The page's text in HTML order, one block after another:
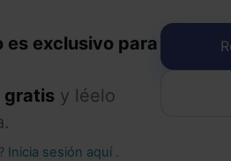
es exclusivo para
gratis y léelo
Inicia sesión aquí .